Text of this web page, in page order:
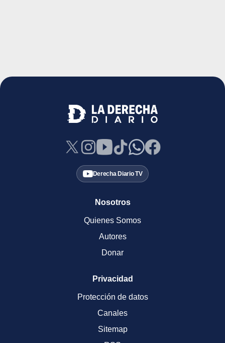
Derecha Diario TV
Nosotros
Quienes Somos
Autores
Donar
Privacidad
Protección de datos
Canales
Sitemap